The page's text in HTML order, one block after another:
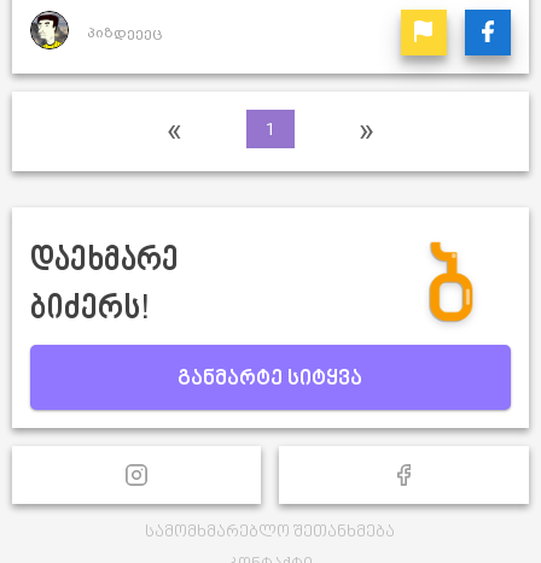
პიზდეეეც
« 1 »
დაეხმარე
ბიძერს!
განმარტე სიტყვა
სამომხმარებლო შეთანხმება